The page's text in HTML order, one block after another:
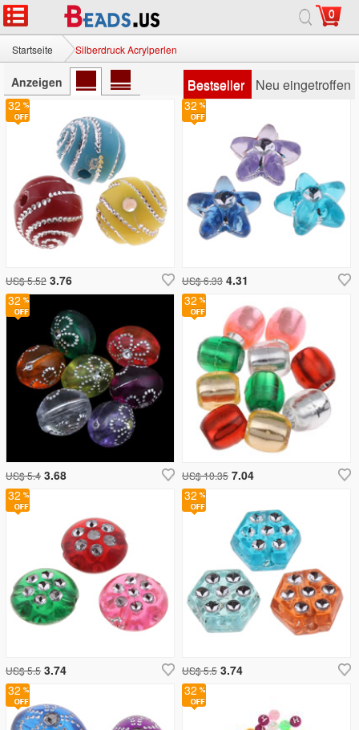
0
Startseite Silberdruck Acrylperlen
Anzeigen Bestseller Neu eingetroffen
32
US$ 5.52 3.76
32
32
US$ 6.33 4.31
32
US$ 10.35 7.04
32
US$ 5.5 3.74
32
US$ 5.5 3.74
32
US$ 5.4 3.68
32